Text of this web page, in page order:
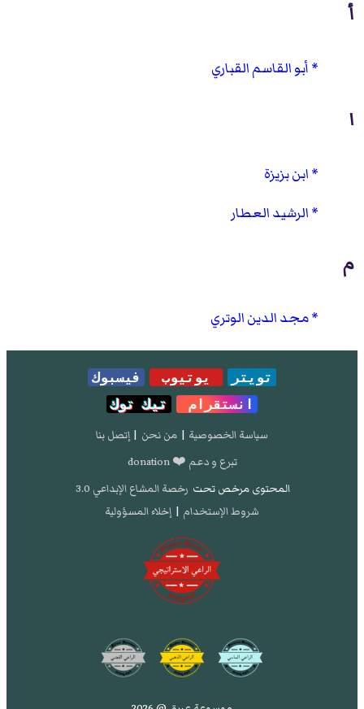
أ
أبو القاسم القباري
ا
ابن بزيزة
الرشيد العطار
م
مجد الدين الوتري
تويتر يوتيوب
فيسبوك
انستقرام
تيك توك
سياسة الخصوصية | من نحن | إتصل بنا
تبرع و دعم ❤️ donation
المحتوى مرخص تحت رخصة المشاع الإبداعي 3.0
شروط الإستخدام | إخلاء المسؤولية